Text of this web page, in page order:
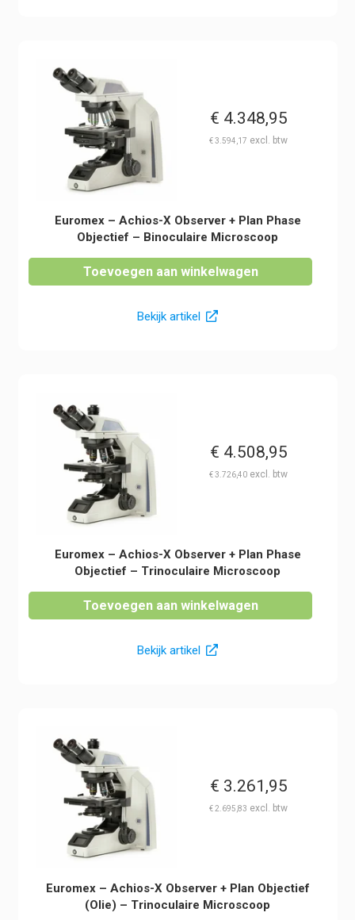
€ 4.348,95
€3.594,17
Euromex – Achios-X Observer + Plan Phase
Objectief – Binoculaire Microscoop
Toevoegen aan winkelwagen
Bekijk artikel
€ 4.508,95
€3.726,40
Euromex – Achios-X Observer + Plan Phase
Objectief – Trinoculaire Microscoop
Toevoegen aan winkelwagen
Bekijk artikel
€ 3.261,95
€2.695,83
Euromex – Achios-X Observer + Plan Objectief
(Olie) – Trinoculaire Microscoop